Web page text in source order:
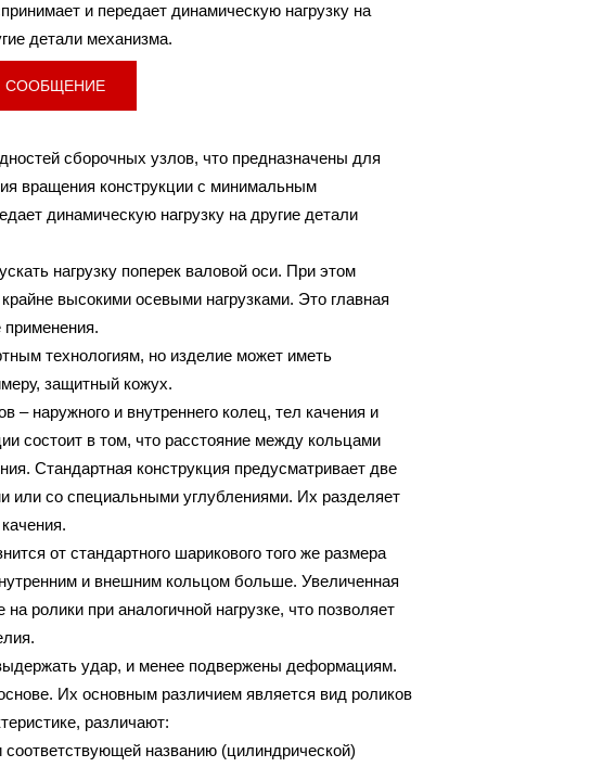
и передает динамическую нагрузку на
детали механизма.
СООБЩЕНИЕ
сборочных узлов, что предназначены для
вращения конструкции с минимальным
динамическую нагрузку на другие детали
нагрузку поперек валовой оси. При этом
высокими осевыми нагрузками. Это главная
применения.
технологиям, но изделие может иметь
защитный кожух.
– наружного и внутреннего колец, тел качения и
состоит в том, что расстояние между кольцами
Стандартная конструкция предусматривает две
или со специальными углублениями. Их разделяет
от стандартного шарикового того же размера
и внешним кольцом больше. Увеличенная
ролики при аналогичной нагрузке, что позволяет
удар, и менее подвержены деформациям.
Их основным различием является вид роликов
различают:
названию (цилиндрической)